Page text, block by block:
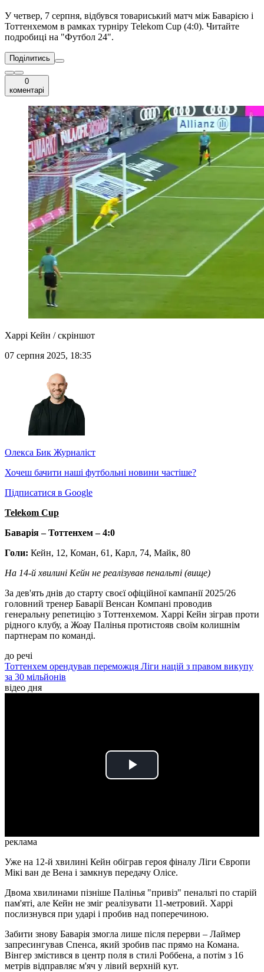
У четвер, 7 серпня, відбувся товариський матч між Баварією і
Тоттенхемом в рамках турніру Telekom Cup (4:0). Читайте
подробиці на "Футбол 24".
Поділитись
0
коментарі
Харрі Кейн / скріншот
07 серпня 2025, 18:35
Олекса Бик Журналіст
Хочеш бачити наші футбольні новини частіше?
Підписатися в Google
Telekom Cup
Баварія – Тоттенхем – 4:0
Голи: Кейн, 12, Коман, 61, Карл, 74, Майк, 80
На 14-й хвилині Кейн не реалізував пенальті (вище)
За дев'ять днів до старту своєї офіційної кампанії 2025/26
головний тренер Баварії Венсан Компані проводив
генеральну репетицію з Тоттенхемом. Харрі Кейн зіграв проти
рідного клубу, а Жоау Палінья протистояв своїм колишнім
партнерам по команді.
до речі
Тоттенхем орендував переможця Ліги націй з правом викупу
за 30 мільйонів
відео дня
Play
реклама
Уже на 12-й хвилині Кейн обіграв героя фіналу Ліги Європи
Мікі ван де Вена і замкнув передачу Олісе.
Двома хвилинами пізніше Палінья "привіз" пенальті по старій
пам'яті, але Кейн не зміг реалізувати 11-метровий. Харрі
послизнувся при ударі і пробив над поперечиною.
Забити знову Баварія змогла лише після перерви – Лаймер
запресингував Спенса, який зробив пас прямо на Комана.
Вінгер змістився в центр поля в стилі Роббена, а потім з 16
метрів відправляє м'яч у лівий верхній кут.